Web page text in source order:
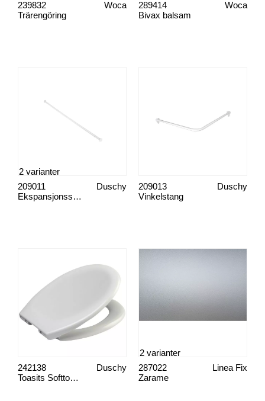
Trärengöring
Woca
239832
Bivax balsam
Woca
289414
Ekspansjonsstang
Duschy
209011
2 varianter
Vinkelstang
Duschy
209013
Toasits Softtouch
Duschy
242138
Zarame
Linea Fix
287022
2 varianter